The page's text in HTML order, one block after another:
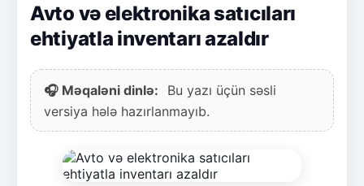
Avto və elektronika satıcıları
ehtiyatla inventarı azaldır
🎧 Məqaləni dinlə:
Bu yazı üçün səsli
versiya hələ hazırlanmayıb.